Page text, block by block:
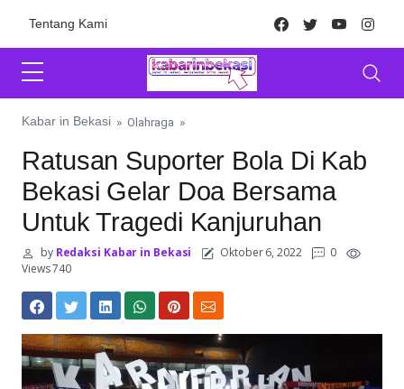
Tentang Kami Facebook
TwitterYoutube
Kabar in Bekasi » Olahraga »
Ratusan Suporter Bola Di Kab
Bekasi Gelar Doa Bersama
Untuk Tragedi Kanjuruhan
byRedaksi Kabar in Bekasi Oktober 6, 2022
0
Views 740